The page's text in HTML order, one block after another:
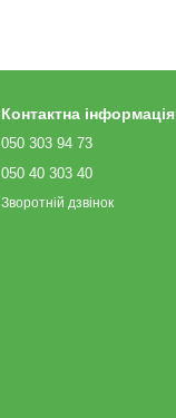
Контактна інформація
050 303 94 73
050 40 303 40
Зворотній дзвінок